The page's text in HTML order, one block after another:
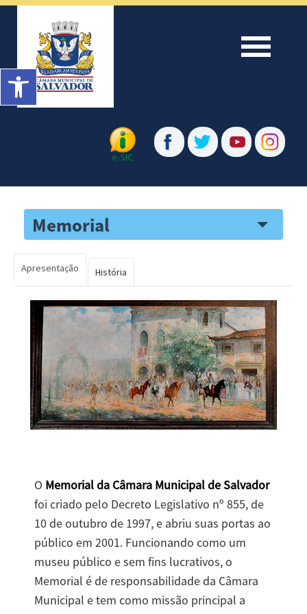
Menu
Memorial
Apresentação História
O Memorial da Câmara Municipal de Salvador
foi criado pelo Decreto Legislativo nº 855, de
10 de outubro de 1997, e abriu suas portas ao
público em 2001. Funcionando como um
museu público e sem fins lucrativos, o
Memorial é de responsabilidade da Câmara
Municipal e tem como missão principal a
Barra de Ferramentas Aberta